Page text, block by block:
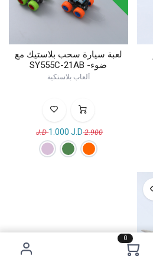
0
لعبة سيارة سحب بلاستيك مع
ضوء- SY555C-21AB
ألعاب بلاستكية
2.900
J.D
1.000 J.D